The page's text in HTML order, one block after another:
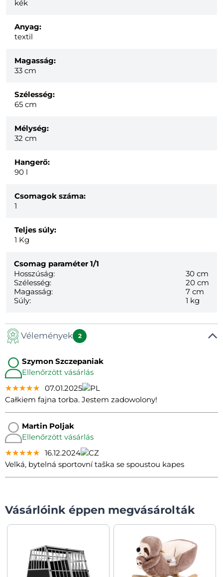
kék
Anyag:
textil
Magasság:
33 cm
Szélesség:
65 cm
Mélység:
32 cm
Hangerő:
90 l
Csomagok száma:
1
Teljes súly:
1 Kg
Csomag paraméter 1/1
Hosszúság:
30 cm
Szélesség:
20 cm
Magasság:
7 cm
Súly:
1 kg
Vélemények 2
Szymon Szczepaniak
Ellenőrzött vásárlás
★★★★★
★★★★★
★★★★★ 07.01.2025
Całkiem fajna torba. Jestem zadowolony!
Martin Poljak
Ellenőrzött vásárlás
★★★★★
★★★★★
★★★★★ 16.12.2024
Velká, bytelná sportovní taška se spoustou kapes
Vásárlóink éppen megvásárolták